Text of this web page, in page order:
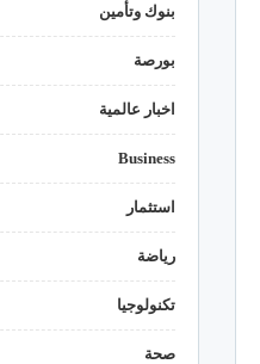
بنوك وتأمين
بورصة
اخبار عالمية
Business
استثمار
رياضة
تكنولوجيا
صحة